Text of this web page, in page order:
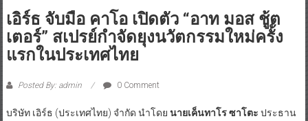
เอิร์ธ จับมือ คาโอ เปิดตัว “อาท มอส ชู้ต
เตอร์” สเปรย์กำจัดยุงนวัตกรรมใหม่ครั้ง
แรกในประเทศไทย
Posted By: admin 0 Comment
บริษัท เอิร์ธ (ประเทศไทย) จำกัด นำโดย นายเค็นทาโร ซาโตะ ประธาน